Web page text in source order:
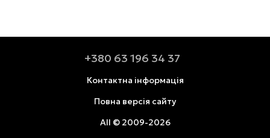
+380 63 196 34 37
Контактна інформація
Повна версія сайту
All © 2009-2026